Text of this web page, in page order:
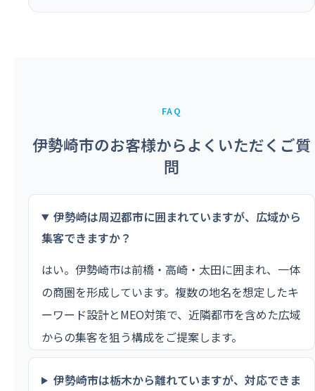
FAQ
伊勢崎市のお客様からよくいただくご質
問
伊勢崎は周辺都市に囲まれていますが、広域から
集客できますか？
はい。伊勢崎市は前橋・高崎・太田に囲まれ、一体
の商圏を形成しています。複数の地名を想定したキ
ーワード設計とMEO対策で、近隣都市を含めた広域
からの集客を狙う構成をご提案します。
伊勢崎市は栃木から離れていますが、対応できま